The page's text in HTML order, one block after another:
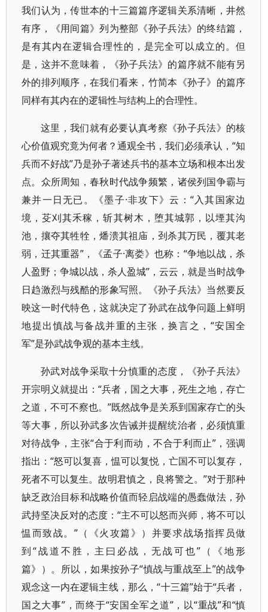
我们认为，传世本的十三篇篇序逻辑关系清晰，井然
有序，《用间篇》列为整部《孙子兵法》的终结篇，
是有其内在逻辑合理性的，是完全可以成立的。但
是，这并不意味着，《孙子兵法》的篇序就不能有另
外的排列顺序，在我们看来，竹简本《孙子》的篇序
同样有其内在的逻辑性与结构上的合理性。
这里，我们就有必要认真考察《孙子兵法》的核
心价值观究竟为何者？通观全书，我们必须承认，“知
兵而不好战”乃是孙子著述兵书的基本立场和根本出发
点。众所周知，春秋时代战争频繁，诸侯列国争霸与
兼并一日无已。《墨子·非攻下》云：“入其国家边
境，芟刈其禾稼，斩其树木，堕其城郭，以堙其沟
池，攘夺其牲牷，燔溃其祖庙，刭杀其万民，覆其老
弱，迁其重器”，《孟子·离娄》也称：“争地以战，杀
人盈野；争城以战，杀人盈城”，云云，就是当时战争
日趋激烈与残酷的形象写照。《孙子兵法》当然要反
映这一时代特色，这就决定了孙武在战争问题上鲜明
地提出慎战与备战并重的主张，换言之，“安国全
军”是孙武战争观的基本主线。
孙武对战争采取十分慎重的态度，《孙子兵法》
开宗明义就提出：“兵者，国之大事，死生之地，存亡
之道，不可不察也。”既然战争是关系到国家存亡的头
等大事，所以孙武多次告诫并提醒统治者，必须慎重
对待战争，主张“合于利而动，不合于利而止”，强调
指出：“怒可以复喜，愠可以复悦，亡国不可以复存，
死者不可以复生。故明君慎之，良将警之。”对于那种
缺乏政治目标和战略价值而轻启战端的愚蠢做法，孙
武持坚决反对的态度：“主不可以怒而兴师，将不可以
愠而致战。”（《火攻篇》）并要求战场指挥员做
到“战道不胜，主曰必战，无战可也”（《地形
篇》）。所以，如果按孙子“慎战与重战至上”的战争
观念这一内在逻辑主线，那么，“十三篇”始于“兵者，
国之大事”，而终于“安国全军之道”，以“重战”和“慎